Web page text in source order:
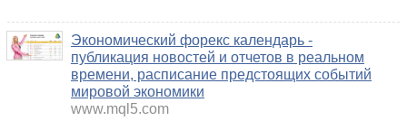
Экономический форекс календарь -
публикация новостей и отчетов в реальном
времени, расписание предстоящих событий
мировой экономики
www.mql5.com